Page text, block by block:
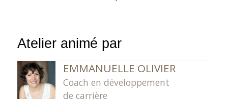
Atelier animé par
EMMANUELLE OLIVIER
Coach en développement
de carrière